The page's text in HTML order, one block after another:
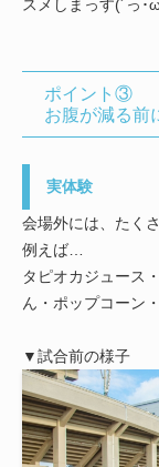
スメしまっす(´っ･
ポイント③
お腹が減る前
実体験
会場外には、たく
例えば…
タピオカジュース
ん・ポップコーン
▼試合前の様子